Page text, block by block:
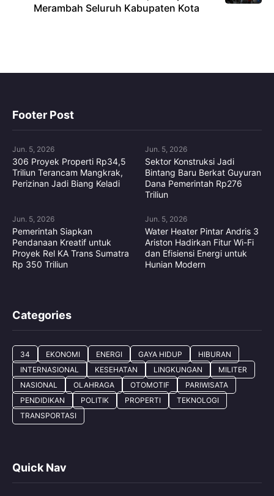
Merambah Seluruh Kabupaten Kota
Footer Post
Jun. 5, 2026
306 Proyek Properti Rp34,5
Triliun Terancam Mangkrak,
Perizinan Jadi Biang Keladi
Jun. 5, 2026
Sektor Konstruksi Jadi
Bintang Baru Berkat Guyuran
Dana Pemerintah Rp276
Triliun
Jun. 5, 2026
Pemerintah Siapkan
Pendanaan Kreatif untuk
Proyek Rel KA Trans Sumatra
Rp 350 Triliun
Jun. 5, 2026
Water Heater Pintar Andris 3
Ariston Hadirkan Fitur Wi-Fi
dan Efisiensi Energi untuk
Hunian Modern
Categories
34 EKONOMI ENERGI GAYA HIDUP
HIBURAN
INTERNASIONAL
KESEHATAN LINGKUNGAN
MILITER
NASIONAL
OLAHRAGA OTOMOTIF
PARIWISATA
PENDIDIKAN
POLITIK PROPERTI
TEKNOLOGI
TRANSPORTASI
Quick Nav